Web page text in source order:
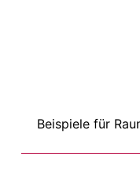
Beispiele für